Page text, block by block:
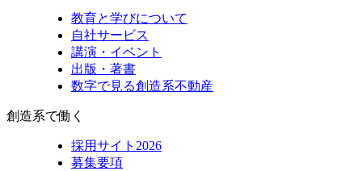
教育と学びについて
自社サービス
講演・イベント
出版・著書
数字で見る創造系不動産
創造系で働く
採用サイト2026
募集要項